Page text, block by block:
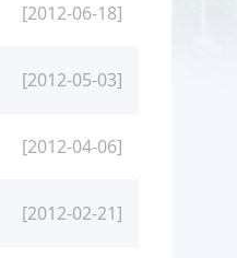
[2012-06-18]
[2012-05-03]
[2012-04-06]
[2012-02-21]